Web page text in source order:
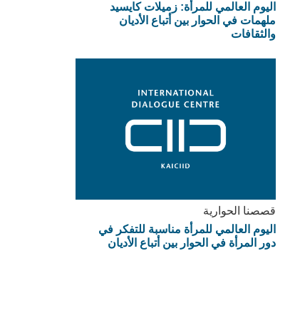
اليوم العالمي للمرأة: زميلات كايسيد
ملهمات في الحوار بين أتباع الأديان
والثقافات
قصصنا الحوارية
اليوم العالمي للمرأة مناسبة للتفكر في
دور المرأة في الحوار بين أتباع الأديان